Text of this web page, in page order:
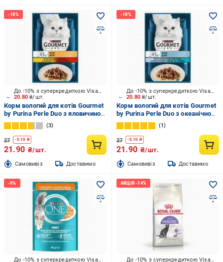
20.80₴/шт.
До -10% з суперкредиткою Visa Вигода
Корм вологий для котів Gourmet
by Purina Perle Duo з яловичиною
та куркою в підливі 85 г
3
27 -5.10 ₴
21.90 ₴/шт.
Cамовивіз Доставимо
20.80₴/шт.
До -10% з суперкредиткою Visa Вигода
Корм вологий для котів Gourmet
by Purina Perle Duo з океанічною
рибою і тунцем 85 г
1
27 -5.10 ₴
21.90 ₴/шт.
Cамовивіз Доставимо
До -10% з суперкредиткою Visa Вигода До -10% з суперкредиткою Visa Вигода